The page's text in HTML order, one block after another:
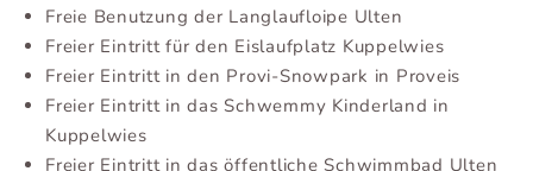
Freie Benutzung der Langlaufloipe Ulten
Freier Eintritt für den Eislaufplatz Kuppelwies
Freier Eintritt in den Provi-Snowpark in Proveis
Freier Eintritt in das Schwemmy Kinderland in
Kuppelwies
Freier Eintritt in das öffentliche Schwimmbad Ulten